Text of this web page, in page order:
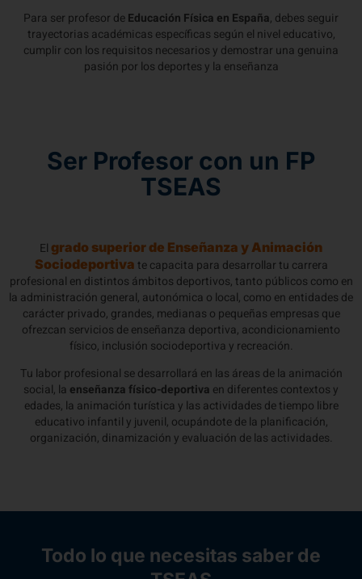
Para ser profesor deEducación Física en España, debes seguir
trayectorias académicas específicas según el nivel educativo,
cumplir con los requisitos necesarios y demostrar una genuina
pasión por los deportes y la enseñanza
Ser Profesor con un FP
TSEAS
El grado superior de Enseñanza y Animación
Sociodeportiva te capacita para desarrollar tu carrera
profesional en distintos ámbitos deportivos, tanto públicos como en
la administración general, autonómica o local, como en entidades de
carácter privado, grandes, medianas o pequeñas empresas que
ofrezcan servicios de enseñanza deportiva, acondicionamiento
físico, inclusión sociodeportiva y recreación.
Tu labor profesional se desarrollará en las áreas de la animación
social, la enseñanza físico-deportiva en diferentes contextos y
edades, la animación turística y las actividades de tiempo libre
educativo infantil y juvenil, ocupándote de la planificación,
organización, dinamización y evaluación de las actividades.
Todo lo que necesitas saber de